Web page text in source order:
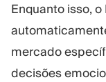
Enquanto isso,
mercado
decisões